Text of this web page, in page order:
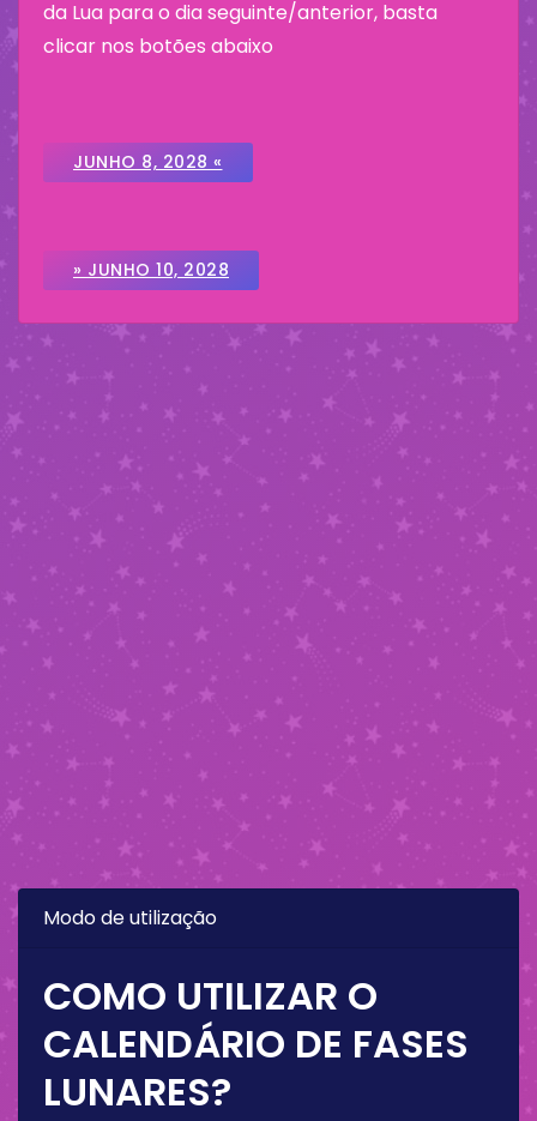
da Lua para o dia seguinte/anterior, basta
clicar nos botões abaixo
JUNHO 8, 2028 «
» JUNHO 10, 2028
Modo de utilização
COMO UTILIZAR O
CALENDÁRIO DE FASES
LUNARES?